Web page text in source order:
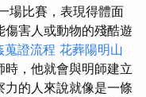
場比賽，表現得體面
害人或動物的殘酷遊
蒐證流程 花葬陽明山
，他就會與明師建立
的人來說就像是一條